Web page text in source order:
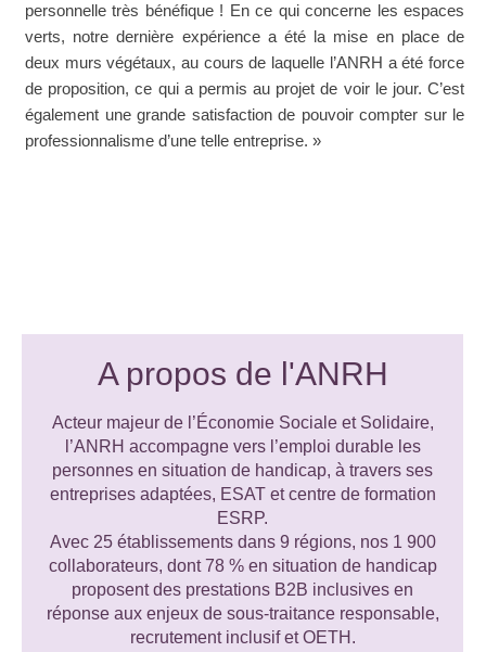
personnelle très bénéfique ! En ce qui concerne les espaces
verts, notre dernière expérience a été la mise en place de
deux murs végétaux, au cours de laquelle l’ANRH a été force
de proposition, ce qui a permis au projet de voir le jour. C’est
également une grande satisfaction de pouvoir compter sur le
professionnalisme d’une telle entreprise. »
A propos de l'ANRH
Acteur majeur de l’Économie Sociale et Solidaire,
l’ANRH accompagne vers l’emploi durable les
personnes en situation de handicap, à travers ses
entreprises adaptées, ESAT et centre de formation
ESRP.
Avec 25 établissements dans 9 régions, nos 1 900
collaborateurs, dont 78 % en situation de handicap
proposent des prestations B2B inclusives en
réponse aux enjeux de sous-traitance responsable,
recrutement inclusif et OETH.